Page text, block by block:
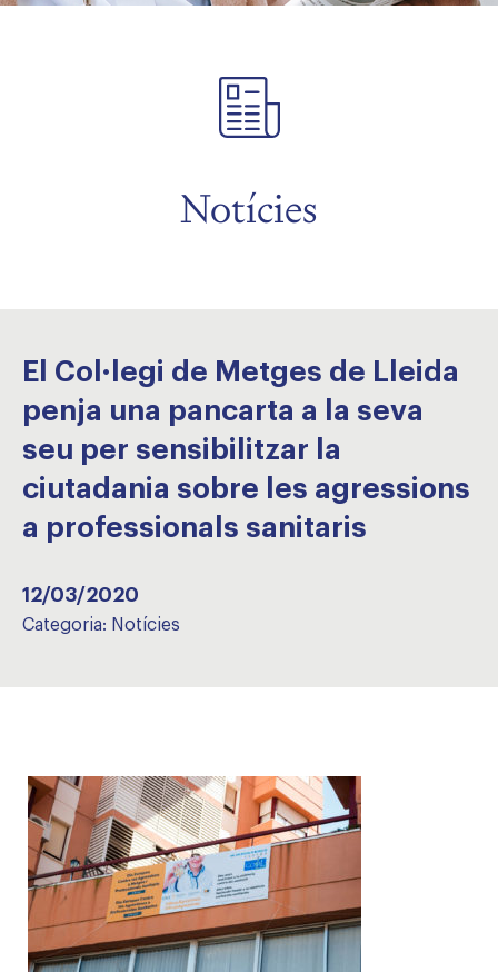
Notícies
El Col·legi de Metges de Lleida
penja una pancarta a la seva
seu per sensibilitzar la
ciutadania sobre les agressions
a professionals sanitaris
12/03/2020
Categoria: Notícies